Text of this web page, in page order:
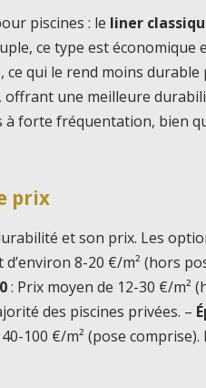
piscines : le liner
ce type est économique
qui le rend moins durable
offrant une meilleure
à forte fréquentation, bien
prix
et son prix. Les
d’environ 8-20 €/m² (hors
: Prix moyen de 12-30 €/m²
des piscines privées. –
100 €/m² (pose comprise).